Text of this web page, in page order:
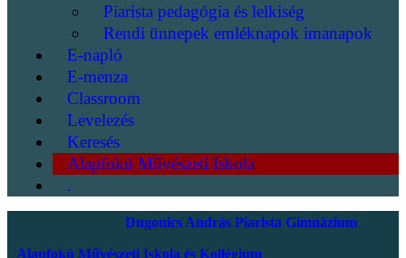
Piarista pedagógia és lelkiség
Rendi ünnepek emléknapok imanapok
E-napló
E-menza
Classroom
Levelezés
Keresés
Alapfokú Művészeti Iskola
.
Dugonics András Piarista Gimnázium
Alapfokú Művészeti Iskola és Kollégium